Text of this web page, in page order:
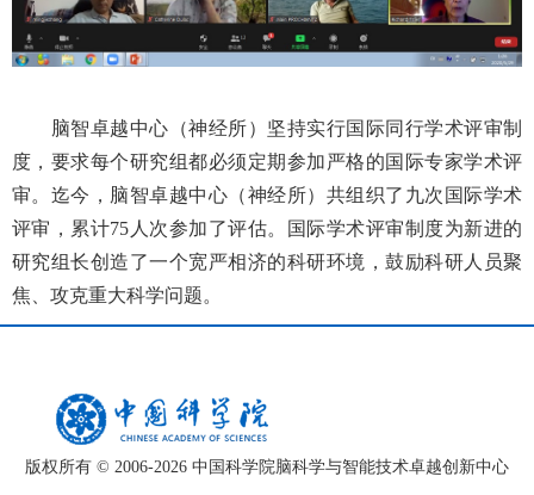
脑智卓越中心（神经所）坚持实行国际同行学术评审制
度，要求每个研究组都必须定期参加严格的国际专家学术评
审。迄今， 脑智卓越中心（神经所） 共组织了九次国际学术
评审，累计75 人次参加了评估。国际学术评审制度为新进的
研究组长创造了一个宽严相济的科研环境，鼓励科研人员聚
焦、攻克重大科学问题。
版权所有 © 2006-2026 中国科学院脑科学与智能技术卓越创新中心